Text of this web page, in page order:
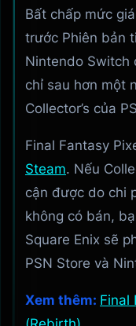
Bất chấp mức
trước Phiên bản
Nintendo Switch
chỉ sau hơn một
Collector’s của
Final Fantasy
Steam. Nếu
cận được do chi
không có bán,
Square Enix sẽ
PSN Store và
Xem thêm: Final